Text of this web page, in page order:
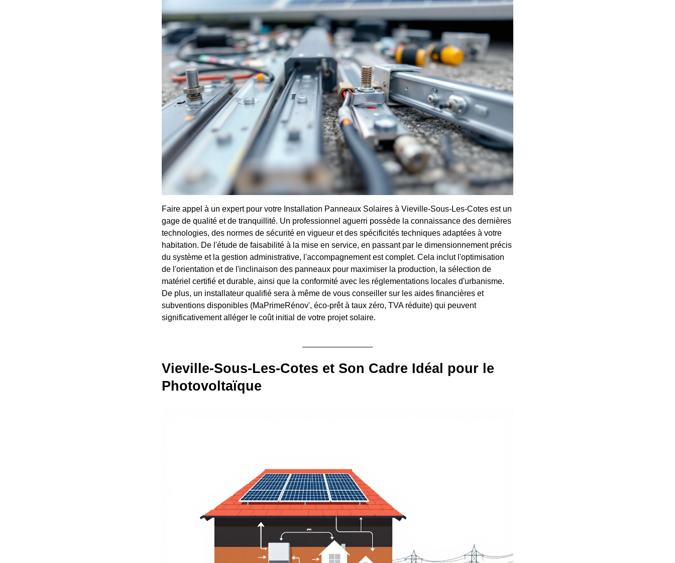
Faire appel à un expert pour votre Installation Panneaux Solaires à Vieville-Sous-Les-Cotes est un
gage de qualité et de tranquillité. Un professionnel aguerri possède la connaissance des dernières
technologies, des normes de sécurité en vigueur et des spécificités techniques adaptées à votre
habitation. De l'étude de faisabilité à la mise en service, en passant par le dimensionnement précis
du système et la gestion administrative, l'accompagnement est complet. Cela inclut l'optimisation
de l'orientation et de l'inclinaison des panneaux pour maximiser la production, la sélection de
matériel certifié et durable, ainsi que la conformité avec les réglementations locales d'urbanisme.
De plus, un installateur qualifié sera à même de vous conseiller sur les aides financières et
subventions disponibles (MaPrimeRénov', éco-prêt à taux zéro, TVA réduite) qui peuvent
significativement alléger le coût initial de votre projet solaire.
Vieville-Sous-Les-Cotes et Son Cadre Idéal pour le
Photovoltaïque